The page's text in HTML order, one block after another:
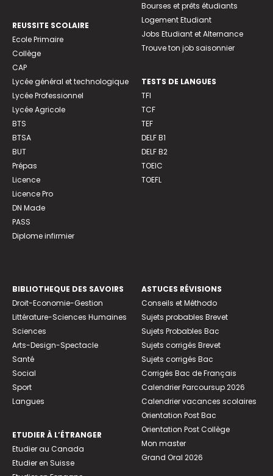
REUSSITE SCOLAIRE
Ecole Primaire
Collège
CAP
Lycée général et technologique
Lycée Professionnel
Lycée Agricole
BTS
BTSA
BUT
Prépas
Licence
Licence Pro
DN Made
PASS
Diplome infirmier
Bourses et prêts étudiants
Logement Etudiant
Jobs Etudiant et Alternance
Trouve ton job saisonnier
TESTS DE LANGUES
TFI
TCF
TEF
DELF B1
DELF B2
TOEIC
TOEFL
BIBLIOTHEQUE DES SAVOIRS
Droit-Economie-Gestion
Littérature-Sciences Humaines
Sciences
Arts-Design-Spectacle
Santé
Social
Sport
Langues
ETUDIER À L’ÉTRANGER
Etudier au Canada
Etudier en Suisse
ASTUCES RÉVISIONS
Conseils et Méthodo
Sujets probables Brevet
Sujets Probables Bac
Sujets corrigés Brevet
Sujets corrigés Bac
Corrigés Bac de Français
Calendrier Parcoursup 2026
Calendrier vacances scolaires
Orientation Post Bac
Orientation Post Collège
Mon master
Grand Oral 2026